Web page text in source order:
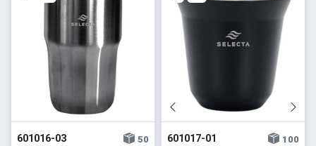
601016-03
50
601017-01
100